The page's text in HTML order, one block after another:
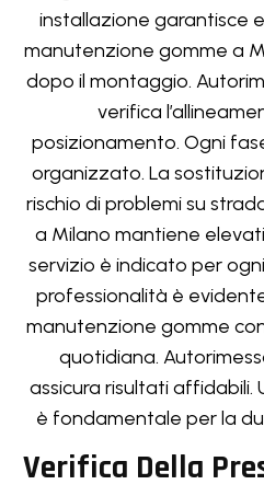
installazione garantisce
manutenzione gomme a
dopo il montaggio.
verifica
posizionamento. Ogni
organizzato. La
rischio di problemi su
a Milano mantiene
servizio è indicato per
professionalità è
manutenzione gomme
quotidiana.
assicura risultati
è fondamentale per la
Verifica Della